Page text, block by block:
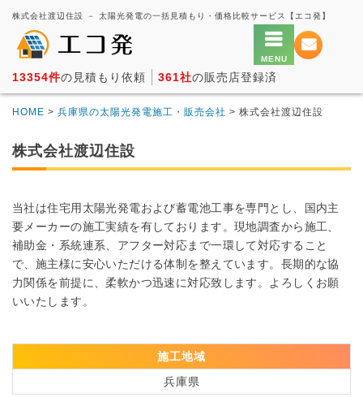
株式会社渡辺住設 － 太陽光発電の一括見積もり・価格比較サービス【エコ発】
13354件の見積もり依頼 361社の販売店登録済
HOME > 兵庫県の太陽光発電施工・販売会社 > 株式会社渡辺住設
株式会社渡辺住設
当社は住宅用太陽光発電および蓄電池工事を専門とし、国内主
要メーカーの施工実績を有しております。現地調査から施工、
補助金・系統連系、アフター対応まで一環して対応すること
で、施主様に安心いただける体制を整えています。長期的な協
力関係を前提に、柔軟かつ迅速に対応致します。よろしくお願
いいたします。
施工地域
兵庫県